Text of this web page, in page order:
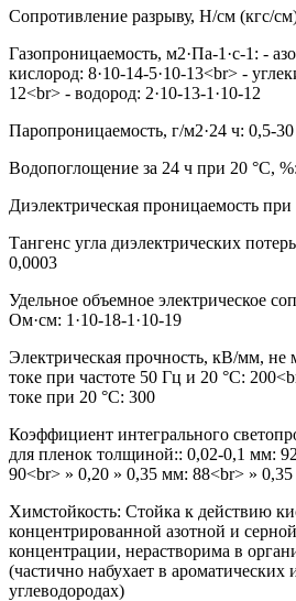
Сопротивление разрыву, Н/см (кгс/
Газопроницаемость, м2·Па-1·с-1: -
кислород: 8·10-14-5·10-13<br> -
12<br> - водород: 2·10-13-1·10-12
Паропроницаемость, г/м2·24 ч: 0,5-30
Водопоглощение за 24 ч при 20 °С,
Диэлектрическая проницаемость
Тангенс угла диэлектрических
0,0003
Удельное объемное электрическое
Ом·см: 1·10-18-1·10-19
Электрическая прочность, кВ/мм, не
токе при частоте 50 Гц и 20 °С:
токе при 20 °С: 300
Коэффициент интегрального
для пленок толщиной:: 0,02-0,1 мм:
90<br> » 0,20 » 0,35 мм: 88<br> »
Химстойкость: Стойка к действию
концентрированной азотной и
концентрации, нерастворима в
(частично набухает в
углеводородах)